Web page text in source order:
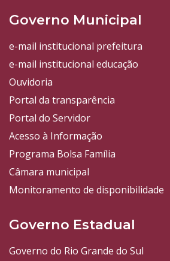
Governo Municipal
e-mail institucional prefeitura
e-mail institucional educação
Ouvidoria
Portal da transparência
Portal do Servidor
Acesso à Informação
Programa Bolsa Família
Câmara municipal
Monitoramento de disponibilidade
Governo Estadual
Governo do Rio Grande do Sul